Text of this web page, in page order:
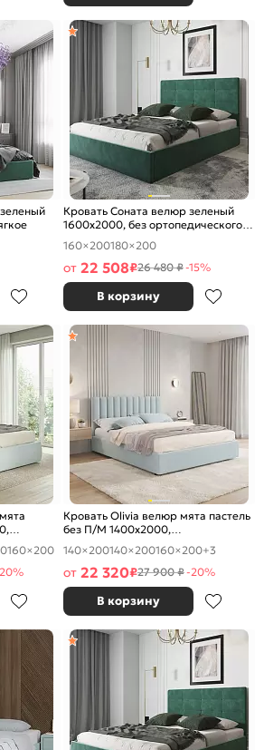
Кровать Соната велюр зеленый
1600x2000, без ортопедического
основания, изголовье мягкое
160×200180×200
от 22 508₽26 480 ₽-15%
В корзину
160×200
Кровать Olivia велюр мята пастель
без П/М 1400x2000,
ортопедическое основание,
изголовье мягкое
140×200140×200160×200+3
от 22 320₽27 900 ₽-20%
В корзину